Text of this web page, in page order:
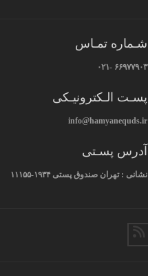
شـماره تمـاس
۶۶۹۷۷۹۰۳ -۰۲۱
پسـت الـکترونیـکی
info@hamyanequds.ir
آدرس پسـتی
نشانی : تهران صندوق پستی ۱۹۳۴-۱۱۱۵۵